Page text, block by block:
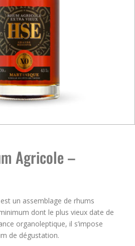
Agricole –
un assemblage de rhums
dont le plus vieux date de
organoleptique, il s’impose
de dégustation.